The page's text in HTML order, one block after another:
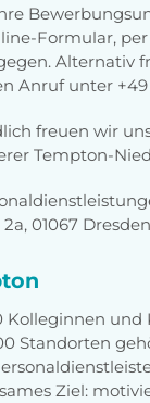
Formular,
Alternativ
Anruf unter +49
freuen wir
Tempton-
01067
Kolleginnen und
Standorten
Ziel: